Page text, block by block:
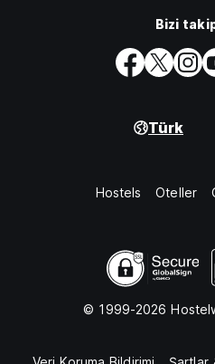
Bizi
Türk
Hostels Oteller
© 1999-2026